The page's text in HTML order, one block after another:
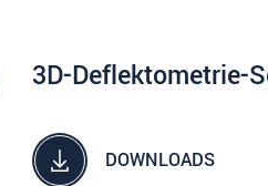
3D-Deflektometrie-
DOWNLOADS